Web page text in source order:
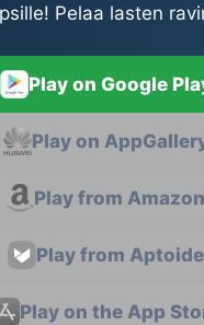
Pelaa lasten
Play on Google
Play on
Play from Amazon
Play from Aptoide
Play on the App